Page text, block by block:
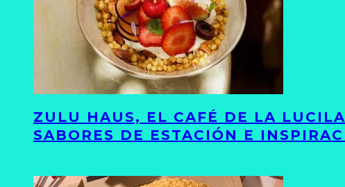
ZULU HAUS, EL CAFÉ DE LA
SABORES DE ESTACIÓN E